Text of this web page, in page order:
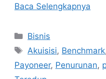
Baca Selengkapnya
Kategori
Bisnis
Tag
Akuisisi, Benchmark
Payoneer, Penurunan,